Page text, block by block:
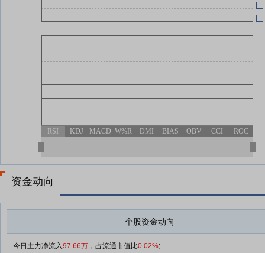
RSI KDJ MACD W%R DMI BIAS OBV CCI ROC
资金动向
个股资金动向
今日主力净流入97.66万 ，占流通市值比0.02%;